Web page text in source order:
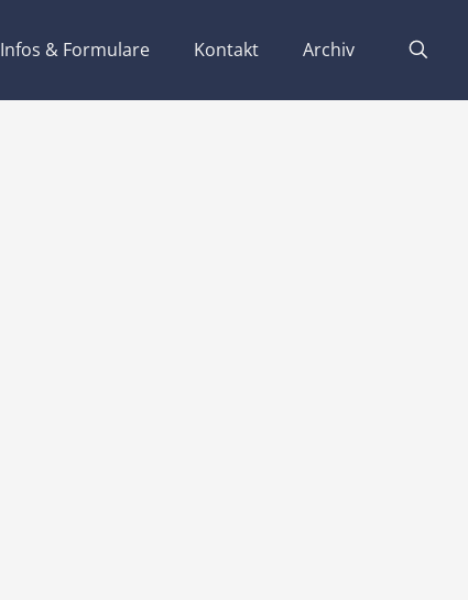
Infos & Formulare Kontakt Archiv